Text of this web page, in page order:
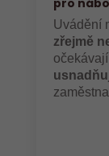
pro
Uvádění
zřejmě